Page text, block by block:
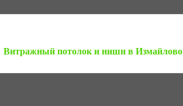
Витражный потолок и ниши в Измайлово